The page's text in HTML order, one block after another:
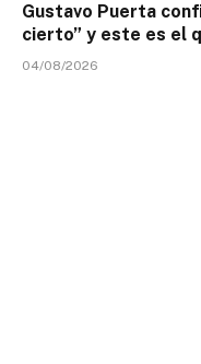
Gustavo Puerta
cierto” y este es el
04/08/2026